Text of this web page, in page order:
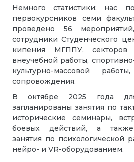
Немного статистики: нас
первокурсников семи
проведено 56
сотрудники Студенческого
кипения МГППУ, секторов
внеучебной работы,
культурно-массовой
сопровождения.
В октябре 2025 года для
запланированы занятия по
исторические семинары,
боевых действий, а также
занятия по психологической
нейро- и VR-оборудованием.